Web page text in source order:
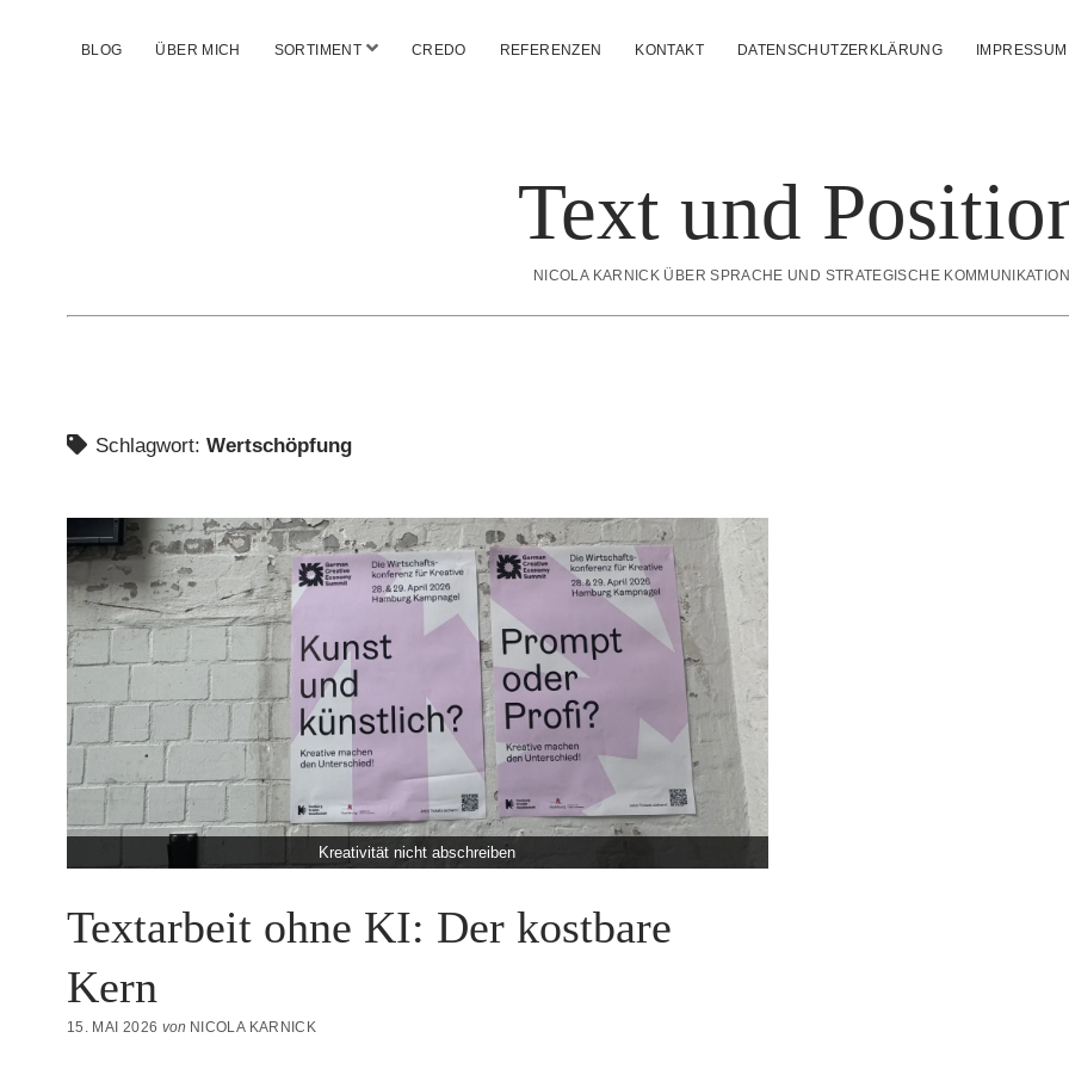
BLOG ÜBER MICH SORTIMENT MenüCREDO REFERENZEN KONTAKT DATENSCHUTZERKLÄRUNG IMPRESSUM
Text und
NICOLA KARNICK ÜBER SPRACHE UND STRATEGISCHE KOMMUNIKATION
Schlagwort: Wertschöpfung
Kreativität nicht abschreiben
Textarbeit ohne KI: Der kostbare
Kern
15. MAI 2026 von NICOLA KARNICK